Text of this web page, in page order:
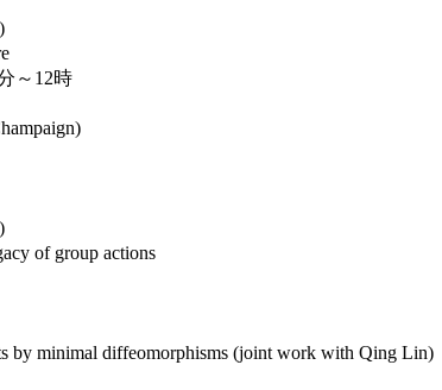
～12時
of group actions
by minimal diffeomorphisms (joint work with Qing Lin)